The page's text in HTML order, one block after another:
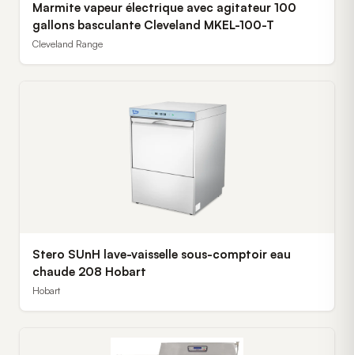
Marmite vapeur électrique avec agitateur 100
gallons basculante Cleveland MKEL-100-T
Cleveland Range
Stero SUnH lave-vaisselle sous-comptoir eau
chaude 208 Hobart
Hobart